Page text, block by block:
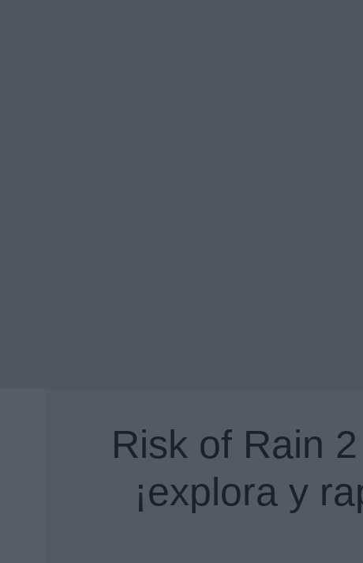
Risk of Rain
¡explora y